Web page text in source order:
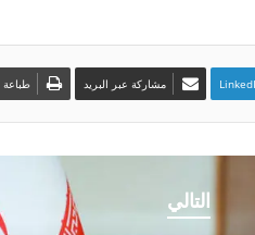
مشاركة عبر البريد طباعة
التالي